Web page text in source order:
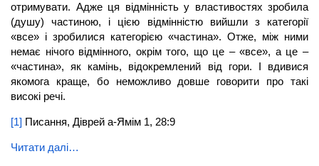
отримувати. Адже ця відмінність у властивостях зробила
(душу) частиною, і цією відмінністю вийшли з категорії
«все» і зробилися категорією «частина». Отже, між ними
немає нічого відмінного, окрім того, що це – «все», а це –
«частина», як камінь, відокремлений від гори. І вдивися
якомога краще, бо неможливо довше говорити про такі
високі речі.
[1] Писання, Діврей а-Ямім 1, 28:9
Читати далі…